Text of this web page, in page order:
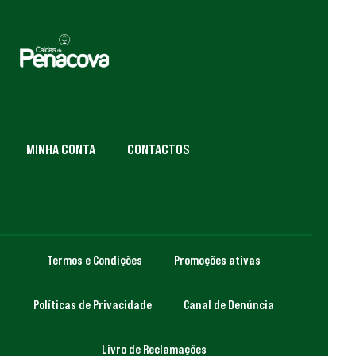
MINHA CONTA CONTACTOS
Termos e Condições Promoções ativas
Políticas de Privacidade Canal de Denúncia
Livro de Reclamações